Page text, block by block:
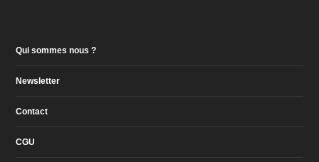
Qui sommes nous ?
Newsletter
Contact
CGU